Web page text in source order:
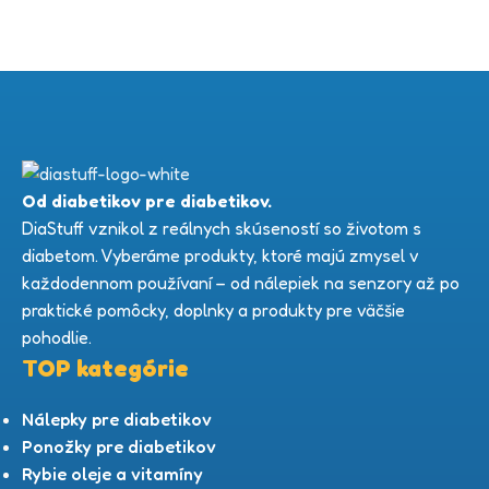
Od diabetikov pre diabetikov.
DiaStuff vznikol z reálnych skúseností so životom s
diabetom. Vyberáme produkty, ktoré majú zmysel v
každodennom používaní – od nálepiek na senzory až po
praktické pomôcky, doplnky a produkty pre väčšie
pohodlie.
TOP kategórie
Nálepky pre diabetikov
Ponožky pre diabetikov
Rybie oleje a vitamíny